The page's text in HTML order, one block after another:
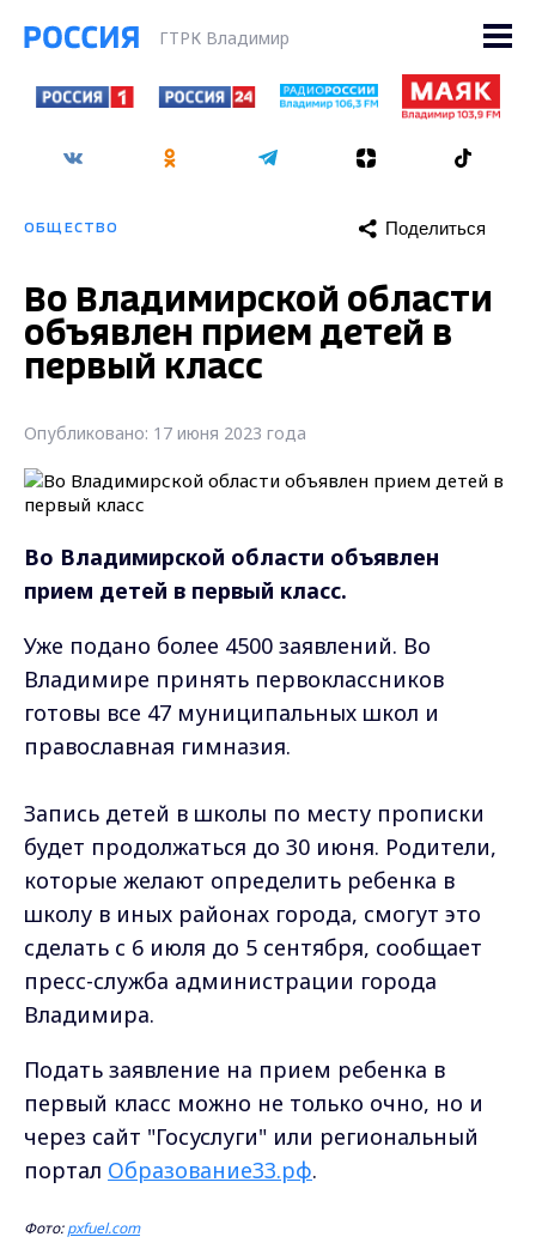
ГТРК Владимир
ОБЩЕСТВО Поделиться
Во Владимирской области
объявлен прием детей в
первый класс
Опубликовано: 17 июня 2023 года
Во Владимирской области объявлен
прием детей в первый класс.
Уже подано более 4500 заявлений. Во
Владимире принять первоклассников
готовы все 47 муниципальных школ и
православная гимназия.
Запись детей в школы по месту прописки
будет продолжаться до 30 июня. Родители,
которые желают определить ребенка в
школу в иных районах города, смогут это
сделать с 6 июля до 5 сентября, сообщает
пресс-служба администрации города
Владимира.
Подать заявление на прием ребенка в
первый класс можно не только очно, но и
через сайт "Госуслуги" или региональный
портал Образование33.рф.
Фото:pxfuel.com